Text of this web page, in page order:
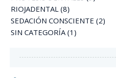
RIOJADENTAL (8)
SEDACIÓN CONSCIENTE (2)
SIN CATEGORÍA(1)